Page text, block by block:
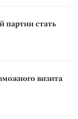
партии стать
визита